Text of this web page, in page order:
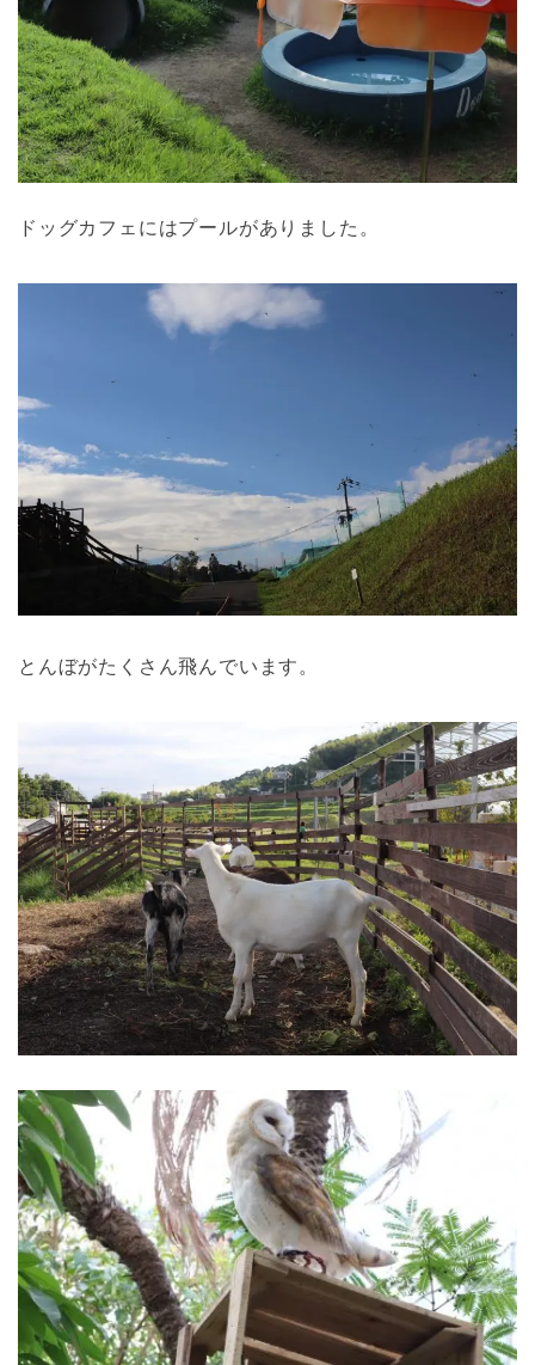
ドッグカフェにはプールがありました。
とんぼがたくさん飛んでいます。